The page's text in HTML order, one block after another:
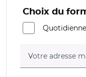
Choix du
Quotidienne
Votre adresse